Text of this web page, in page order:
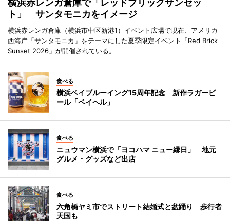
横浜赤レンガ倉庫で「レッドブリックサンセッ
ト」 サンタモニカをイメージ
横浜赤レンガ倉庫（横浜市中区新港1）イベント広場で現在、アメリカ
西海岸「サンタモニカ」をテーマにした夏季限定イベント「Red Brick
Sunset 2026」が開催されている。
食べる
横浜ベイブルーイング15周年記念 新作ラガービ
ール「ベイヘル」
食べる
ニュウマン横浜で「ヨコハマ ニュー縁日」 地元
グルメ・グッズなど出店
食べる
六角橋ヤミ市でストリート結婚式と盆踊り 歩行者
天国も